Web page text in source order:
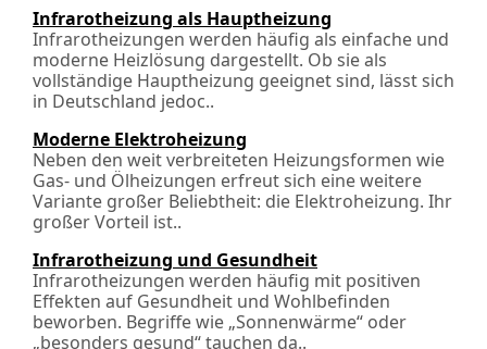
Infrarotheizung als Hauptheizung
Infrarotheizungen werden häufig als einfache und
moderne Heizlösung dargestellt. Ob sie als
vollständige Hauptheizung geeignet sind, lässt sich
in Deutschland jedoc..
Moderne Elektroheizung
Neben den weit verbreiteten Heizungsformen wie
Gas- und Ölheizungen erfreut sich eine weitere
Variante großer Beliebtheit: die Elektroheizung. Ihr
großer Vorteil ist..
Infrarotheizung und Gesundheit
Infrarotheizungen werden häufig mit positiven
Effekten auf Gesundheit und Wohlbefinden
beworben. Begriffe wie „Sonnenwärme“ oder
„besonders gesund“ tauchen da..